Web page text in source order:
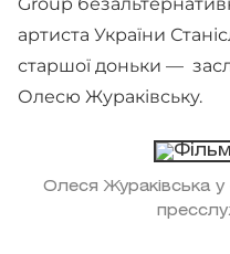
артиста України
старшої доньки —
Олесю Жураківську.
Олеся Жураківська